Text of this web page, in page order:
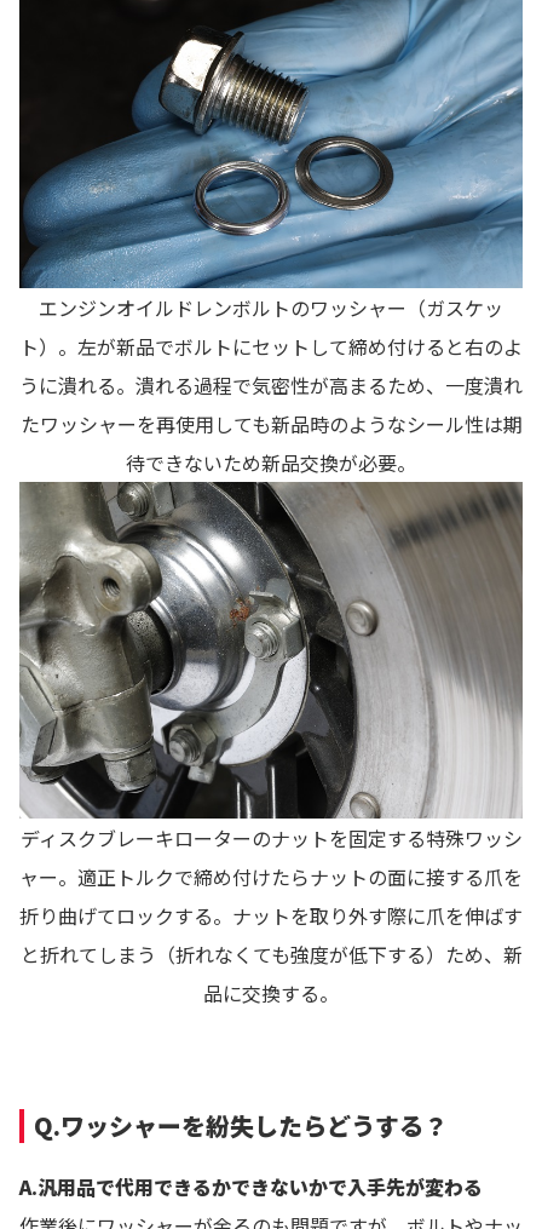
エンジンオイルドレンボルトのワッシャー（ガスケッ
ト）。左が新品でボルトにセットして締め付けると右のよ
うに潰れる。潰れる過程で気密性が高まるため、一度潰れ
たワッシャーを再使用しても新品時のようなシール性は期
待できないため新品交換が必要。
ディスクブレーキローターのナットを固定する特殊ワッシ
ャー。適正トルクで締め付けたらナットの面に接する爪を
折り曲げてロックする。ナットを取り外す際に爪を伸ばす
と折れてしまう（折れなくても強度が低下する）ため、新
品に交換する。
Q.ワッシャーを紛失したらどうする？
A.汎用品で代用できるかできないかで入手先が変わる